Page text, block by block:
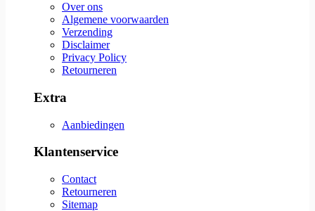
Over ons
Algemene voorwaarden
Verzending
Disclaimer
Privacy Policy
Retourneren
Extra
Aanbiedingen
Klantenservice
Contact
Retourneren
Sitemap